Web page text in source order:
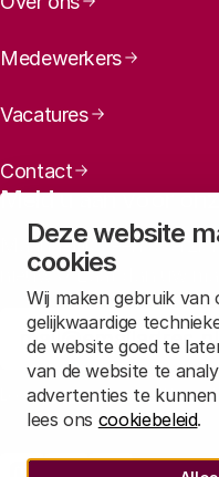
Deze website
cookies
Wij maken gebruik van
gelijkwaardige
de website goed te
van de website te
advertenties te
lees ons cookiebeleid.
fluorescerend gen
het opfokken van de
Bij voorkeur citeren als
Medewerkers
Vacatures
Contact
Meld u aan voor
Maandelijks een
nieuws? Laat dan uw
Lees inonze privacyverklaring
Sociale media